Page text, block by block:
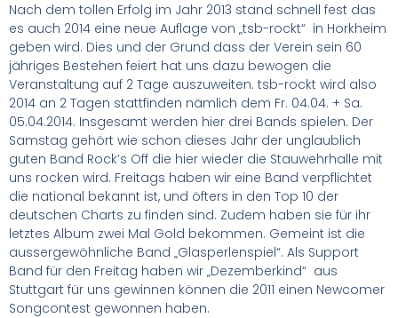
Nach dem tollen Erfolg im Jahr 2013 stand schnell fest das
es auch 2014 eine neue Auflage von „tsb-rockt“ in Horkheim
geben wird. Dies und der Grund dass der Verein sein 60
jähriges Bestehen feiert hat uns dazu bewogen die
Veranstaltung auf 2 Tage auszuweiten. tsb-rockt wird also
2014 an 2 Tagen stattfinden nämlich dem Fr. 04.04. + Sa.
05.04.2014. Insgesamt werden hier drei Bands spielen. Der
Samstag gehört wie schon dieses Jahr der unglaublich
guten Band Rock’s Off die hier wieder die Stauwehrhalle mit
uns rocken wird. Freitags haben wir eine Band verpflichtet
die national bekannt ist, und öfters in den Top 10 der
deutschen Charts zu finden sind. Zudem haben sie für ihr
letztes Album zwei Mal Gold bekommen. Gemeint ist die
aussergewöhnliche Band „Glasperlenspiel“. Als Support
Band für den Freitag haben wir „Dezemberkind“ aus
Stuttgart für uns gewinnen können die 2011 einen Newcomer
Songcontest gewonnen haben.